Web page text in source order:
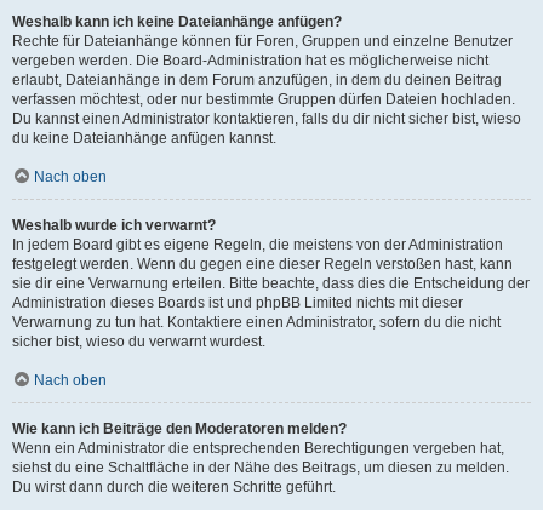
Weshalb kann ich keine Dateianhänge anfügen?
Rechte für Dateianhänge können für Foren, Gruppen und einzelne Benutzer
vergeben werden. Die Board-Administration hat es möglicherweise nicht
erlaubt, Dateianhänge in dem Forum anzufügen, in dem du deinen Beitrag
verfassen möchtest, oder nur bestimmte Gruppen dürfen Dateien hochladen.
Du kannst einen Administrator kontaktieren, falls du dir nicht sicher bist, wieso
du keine Dateianhänge anfügen kannst.
Nach oben
Weshalb wurde ich verwarnt?
In jedem Board gibt es eigene Regeln, die meistens von der Administration
festgelegt werden. Wenn du gegen eine dieser Regeln verstoßen hast, kann
sie dir eine Verwarnung erteilen. Bitte beachte, dass dies die Entscheidung der
Administration dieses Boards ist und phpBB Limited nichts mit dieser
Verwarnung zu tun hat. Kontaktiere einen Administrator, sofern du die nicht
sicher bist, wieso du verwarnt wurdest.
Nach oben
Wie kann ich Beiträge den Moderatoren melden?
Wenn ein Administrator die entsprechenden Berechtigungen vergeben hat,
siehst du eine Schaltfläche in der Nähe des Beitrags, um diesen zu melden.
Du wirst dann durch die weiteren Schritte geführt.